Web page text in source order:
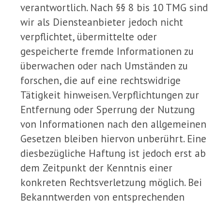
verantwortlich. Nach §§ 8 bis 10 TMG sind
wir als Diensteanbieter jedoch nicht
verpflichtet, übermittelte oder
gespeicherte fremde Informationen zu
überwachen oder nach Umständen zu
forschen, die auf eine rechtswidrige
Tätigkeit hinweisen. Verpflichtungen zur
Entfernung oder Sperrung der Nutzung
von Informationen nach den allgemeinen
Gesetzen bleiben hiervon unberührt. Eine
diesbezügliche Haftung ist jedoch erst ab
dem Zeitpunkt der Kenntnis einer
konkreten Rechtsverletzung möglich. Bei
Bekanntwerden von entsprechenden